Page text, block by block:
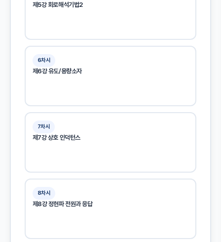
제5강 회로해석기법2
6차시
제6강 유도/용량소자
7차시
제7강 상호 인덕턴스
8차시
제8강 정현파 전원과 응답